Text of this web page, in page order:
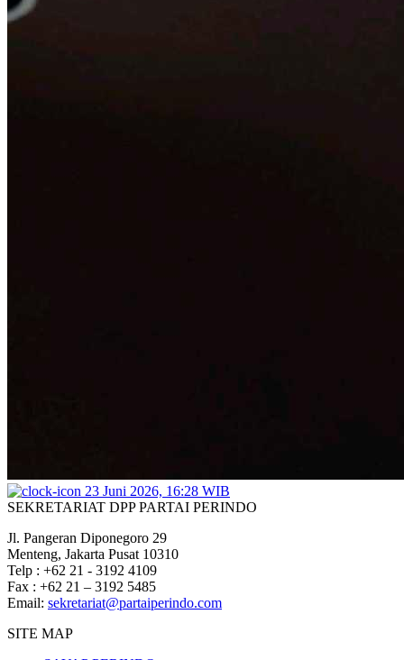
23 Juni 2026, 16:28 WIB
SEKRETARIAT DPP PARTAI PERINDO
Jl. Pangeran Diponegoro 29
Menteng, Jakarta Pusat 10310
Telp : +62 21 - 3192 4109
Fax : +62 21 – 3192 5485
Email: sekretariat@partaiperindo.com
SITE MAP